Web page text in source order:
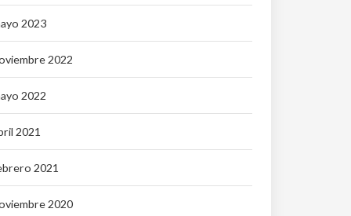
2023
2022
2022
2021
2021
2020